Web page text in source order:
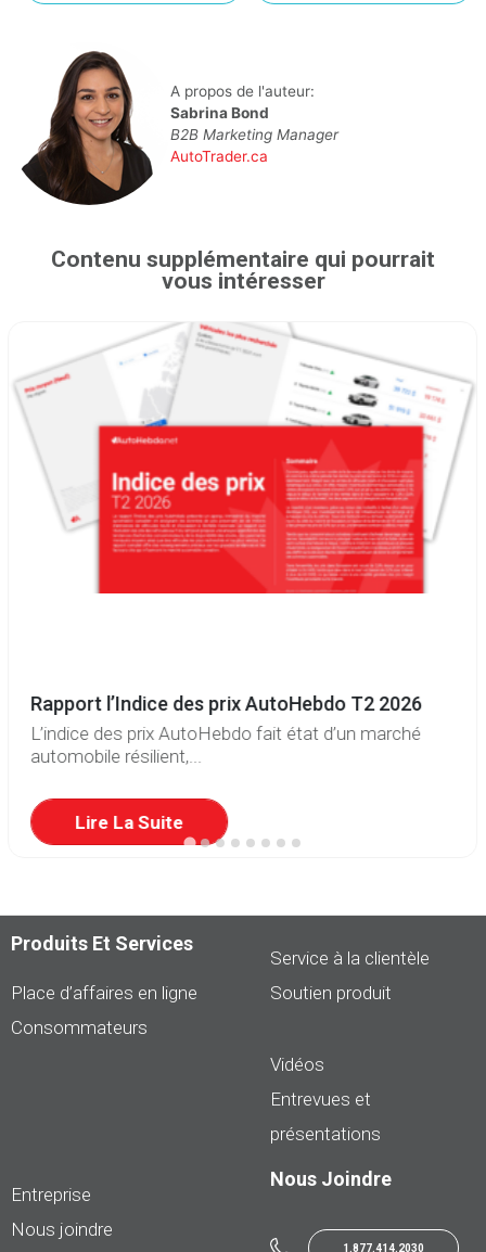
A propos de l'auteur:
Sabrina Bond
B2B Marketing Manager
AutoTrader.ca
Contenu supplémentaire qui pourrait
vous intéresser
Rapport l’Indice des prix AutoHebdo T2 2026
L’indice des prix AutoHebdo fait état d’un marché
automobile résilient,...
Lire La Suite
Produits Et Services
Place d’affaires en ligne
Consommateurs
Service à la clientèle
Soutien produit
Vidéos
Entrevues et
présentations
Entreprise
Nous joindre
Nous Joindre
1.877.414.2030